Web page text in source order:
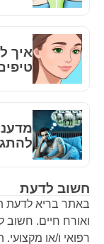
חשוב לדעת
באתר בריא לדעת
ואורח חיים. חשוב
רפואי ו/או
איך